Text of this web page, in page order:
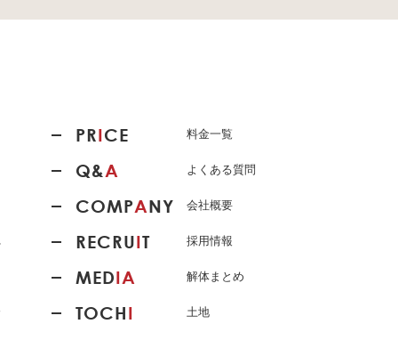
PRICE 料金一覧
Q&A よくある質問
COMPANY 会社概要
RECRUIT 採用情報
MEDIA 解体まとめ
TOCHI 土地